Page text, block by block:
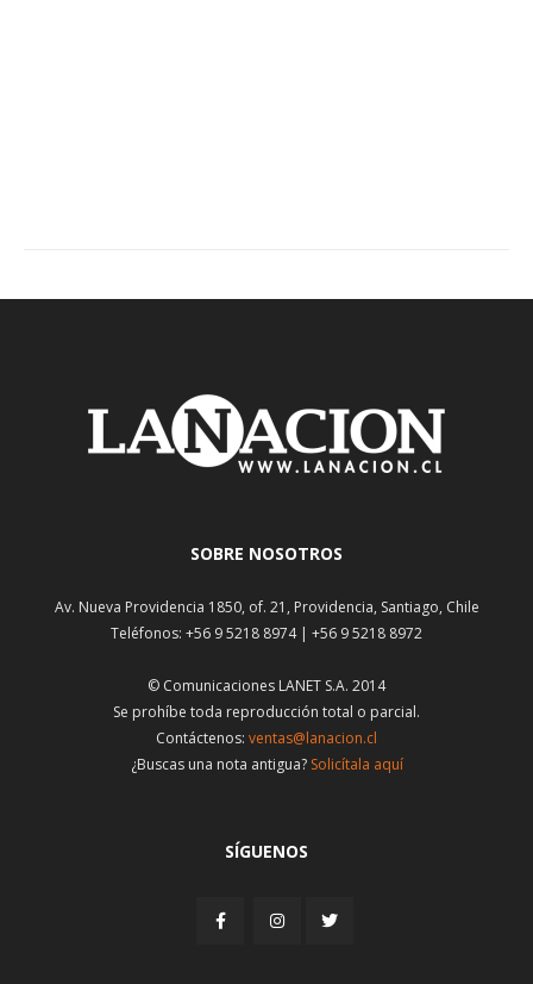
SOBRE NOSOTROS
Av. Nueva Providencia 1850, of. 21, Providencia, Santiago, Chile
Teléfonos: +56 9 5218 8974 | +56 9 5218 8972
© Comunicaciones LANET S.A. 2014
Se prohíbe toda reproducción total o parcial.
Contáctenos: ventas@lanacion.cl
¿Buscas una nota antigua? Solicítala aquí
SÍGUENOS